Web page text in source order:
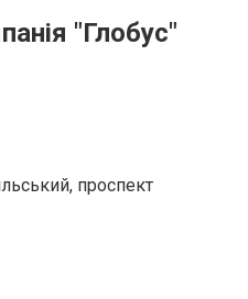
"Глобус"
проспект